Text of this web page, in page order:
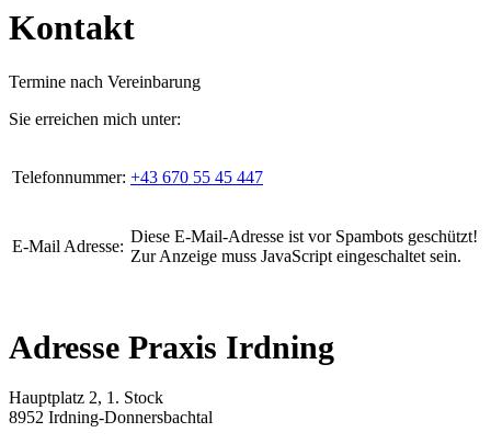
Kontakt
Termine nach Vereinbarung
Sie erreichen mich unter:
Telefonnummer: +43 670 55 45 447
E-Mail Adresse:
Diese E-Mail-Adresse ist vor Spambots geschützt!
Zur Anzeige muss JavaScript eingeschaltet sein.
Adresse Praxis Irdning
Hauptplatz 2, 1. Stock
8952 Irdning-Donnersbachtal